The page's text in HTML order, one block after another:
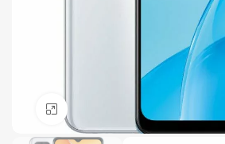
Click to enlarge